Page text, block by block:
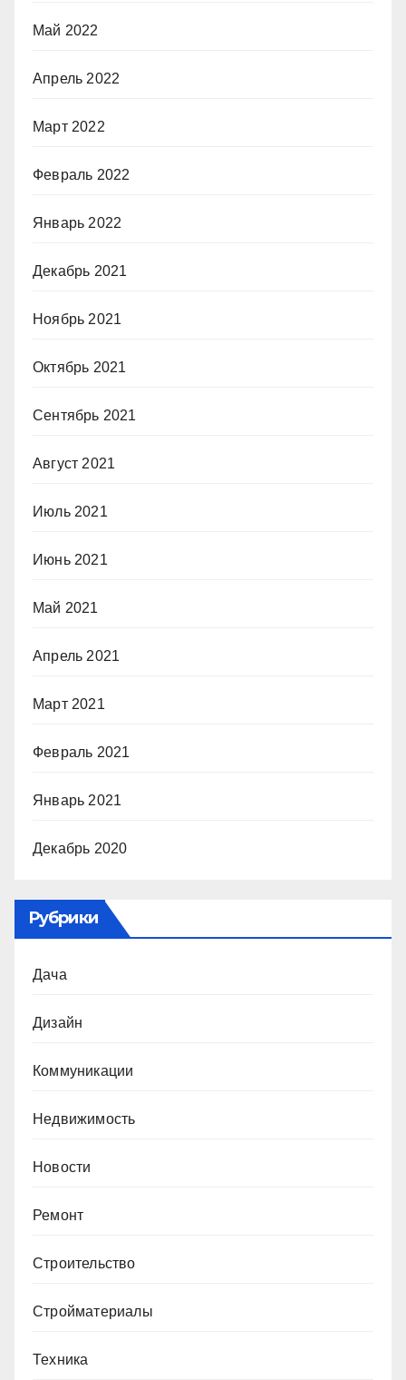
Май 2022
Апрель 2022
Март 2022
Февраль 2022
Январь 2022
Декабрь 2021
Ноябрь 2021
Октябрь 2021
Сентябрь 2021
Август 2021
Июль 2021
Июнь 2021
Май 2021
Апрель 2021
Март 2021
Февраль 2021
Январь 2021
Декабрь 2020
Рубрики
Дача
Дизайн
Коммуникации
Недвижимость
Новости
Ремонт
Строительство
Стройматериалы
Техника